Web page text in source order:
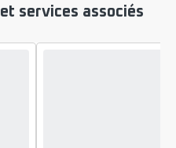
services associés